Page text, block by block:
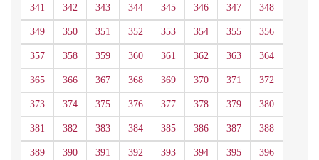
341 342 343 344 345 346 347 348
349 350 351 352 353 354 355 356
357 358 359 360 361 362 363 364
365 366 367 368 369 370 371 372
373 374 375 376 377 378 379 380
381 382 383 384 385 386 387 388
389 390 391 392 393 394 395 396